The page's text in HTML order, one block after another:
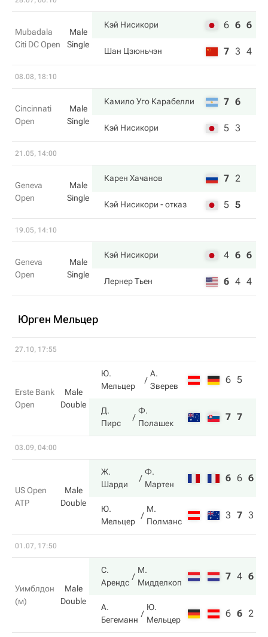
Mubadala
Citi DC Open
Male
Single
Кэй Нисикори 6 6 6
Шан Цзюньчэн 7 3 4
08.08, 18:10
Cincinnati
Open
Male
Single
Камило Уго Карабелли 7 6
Кэй Нисикори 5 3
21.05, 14:00
Geneva
Open
Male
Single
Карен Хачанов 7 2
Кэй Нисикори - отказ 5 5
19.05, 14:10
Geneva
Open
Male
Single
Кэй Нисикори 4 6 6
Лернер Тьен 6 4 4
Юрген Мельцер
27.10, 17:55
Erste Bank
Open
Male
Double
Ю.
Мельцер
А.
Зверев
6 5
Д.
Пирс
Ф.
Полашек
7 7
03.09, 04:00
US Open
ATP
Male
Double
Ж.
Шарди
Ф.
Мартен
6 6 6
Ю.
Мельцер
М.
Полманс
3 7 3
01.07, 17:50
Уимблдон
(м)
Male
Double
С.
Арендс
М.
Мидделкоп
7 4 6
А.
Бегеманн
Ю.
Мельцер
6 6 2